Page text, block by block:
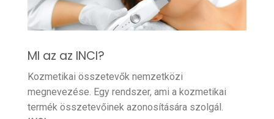
MI az az INCI?
Kozmetikai összetevők nemzetközi
megnevezése. Egy rendszer, ami a kozmetikai
termék összetevőinek azonosítására szolgál.